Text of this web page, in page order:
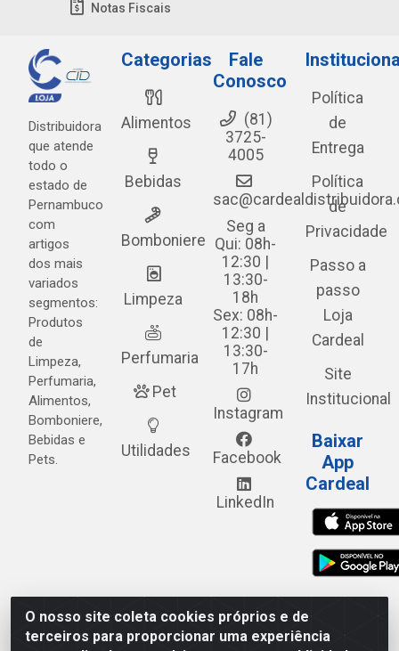
O nosso site coleta cookies próprios e de
terceiros para proporcionar uma experiência
Notas Fiscais
Distribuidora
que atende
todo o
estado de
Pernambuco
com
artigos
dos mais
variados
segmentos:
Produtos
de
Limpeza,
Perfumaria,
Alimentos,
Bomboniere,
Bebidas e
Pets.
Categorias
Alimentos
Bebidas
Bomboniere
Limpeza
Perfumaria
Pet
Utilidades
Fale
Conosco
(81)
3725-
4005
Seg a
Qui: 08h-
12:30 |
13:30-
18h
Sex: 08h-
12:30 |
13:30-
17h
Instagram
Facebook
LinkedIn
Política
de
Entrega
Política
de
Privacidade
Passo a
passo
Loja
Cardeal
Site
Institucional
Baixar
App
Cardeal
Cardeal Distribuidora - Estrada Alto do Moura, 582 - Alto
do Moura - Caruaru/PE - CEP 55.040-120 - CNPJ